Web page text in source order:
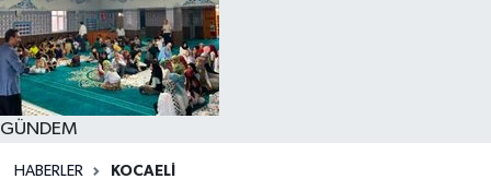
GÜNDEM
HABERLER KOCAELI